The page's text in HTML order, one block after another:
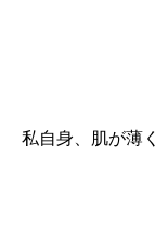
私自身、肌が薄